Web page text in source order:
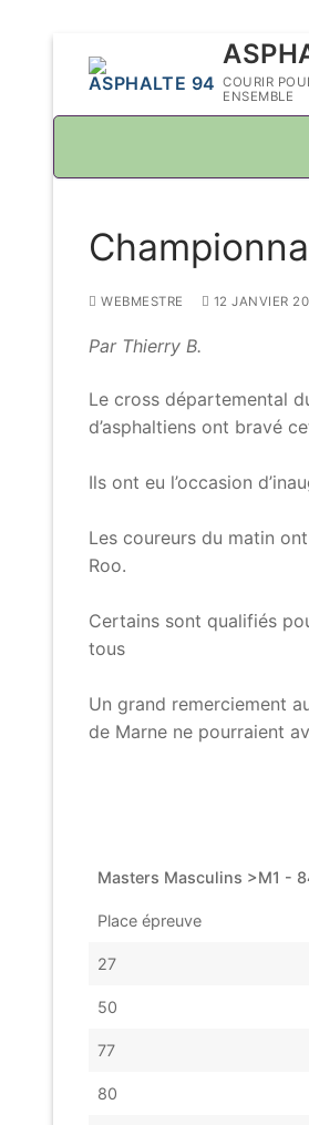
COURIR
ENSEMBLE
WEBMESTRE 12 JANVIER
Par Thierry B.
Le cross départemental
d’asphaltiens ont bravé
Ils ont eu l’occasion
Les coureurs du matin
Roo.
Certains sont qualifiés
tous
Un grand remerciement
de Marne ne pourraient
Masters Masculins >M1 -
Place épreuve
27
50
77
80